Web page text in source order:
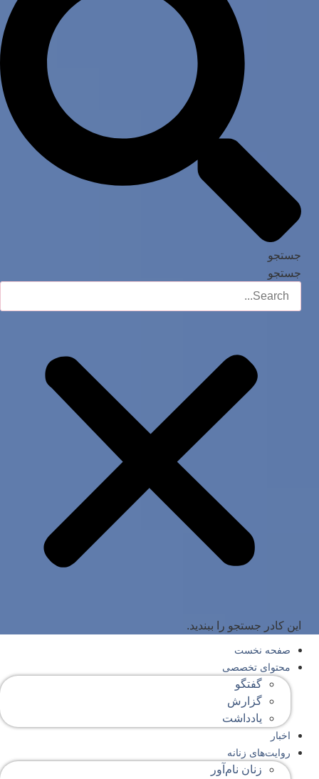
جستجو
جستجو
این کادر جستجو را ببندید.
صفحه‌ نخست
محتوای‌ تخصصی
گفتگو
گزارش
یادداشت
اخبار
روایت‌های زنانه
زنان نام‌آور